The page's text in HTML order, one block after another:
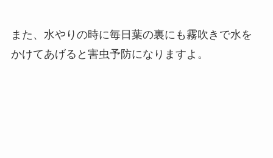
また、水やりの時に毎日葉の裏にも霧吹きで水を
かけてあげると害虫予防になりますよ。